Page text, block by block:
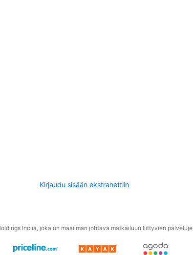
Kirjaudu sisään ekstranettiin
Inc:iä, joka on maailman johtava matkailuun liittyvien